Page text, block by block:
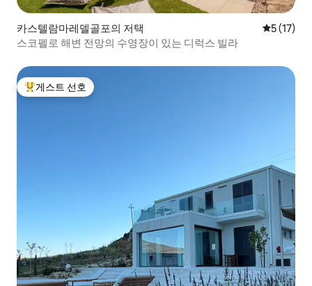
카스텔람마레델골포의 저택 평점 5점
5 (17)
스코펠로 해변 전망의 수영장이 있는 디럭스 빌라
상위 게스트 선호
게스트 선호